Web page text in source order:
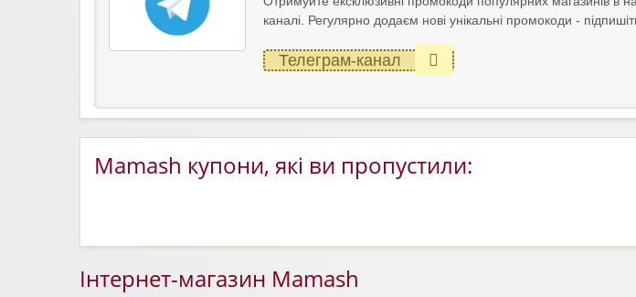
каналі. Регулярно додаєм нові унікальні промокоди -
Телеграм-канал
Mamash купони, які ви пропустили:
Інтернет-магазин Mamash